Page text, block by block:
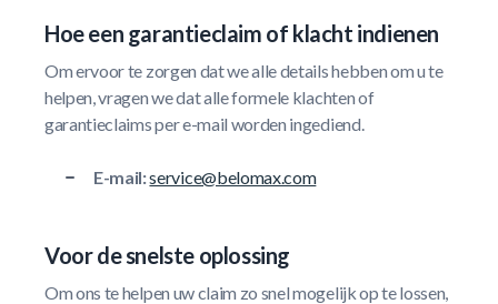
Hoe een garantieclaim of klacht indienen
Om ervoor te zorgen dat we alle details hebben om u te
helpen, vragen we dat alle formele klachten of
garantieclaims per e-mail worden ingediend.
E-mail:service@belomax.com
Voor de snelste oplossing
Om ons te helpen uw claim zo snel mogelijk op te lossen,